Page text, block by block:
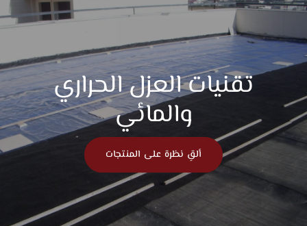
تقنيات العزل الحراري
والمائي
ألقِ نظرة على المنتجات